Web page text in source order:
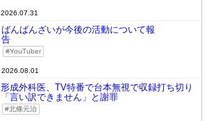
2026.07.31
ばんばんざいが今後の活動について報
告
YouTuber
2026.08.01
形成外科医、TV特番で台本無視で収録打ち切り
「言い訳できません」と謝罪
北條元治